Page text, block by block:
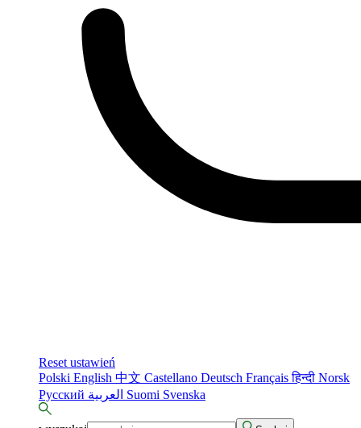
Reset ustawień
Polski English 中文 Castellano Deutsch Françaisहिन्दी Norsk
Русский
Suomi Svenska